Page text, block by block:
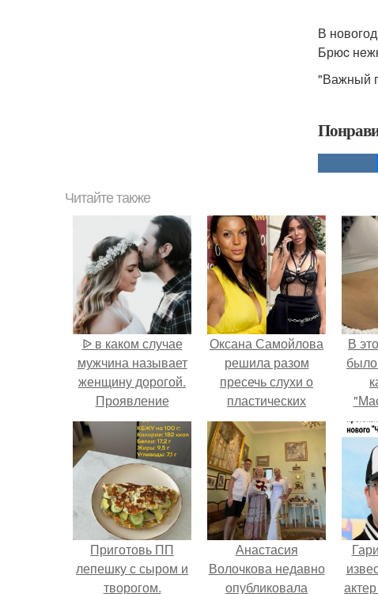
В
Брюc
"Важный
Читайте также
ᐉ в каком случае
мужчина называет
женщину дорогой.
Проявление
нежности через
прозвище
Оксана Самойлова
решила разом
пресечь слухи о
пластических
операциях и
публично
прояснила
ситуацию.
В
Приготовь ПП
лепешку с сыром и
творогом.
Анастасия
Волочкова недавно
опубликовала